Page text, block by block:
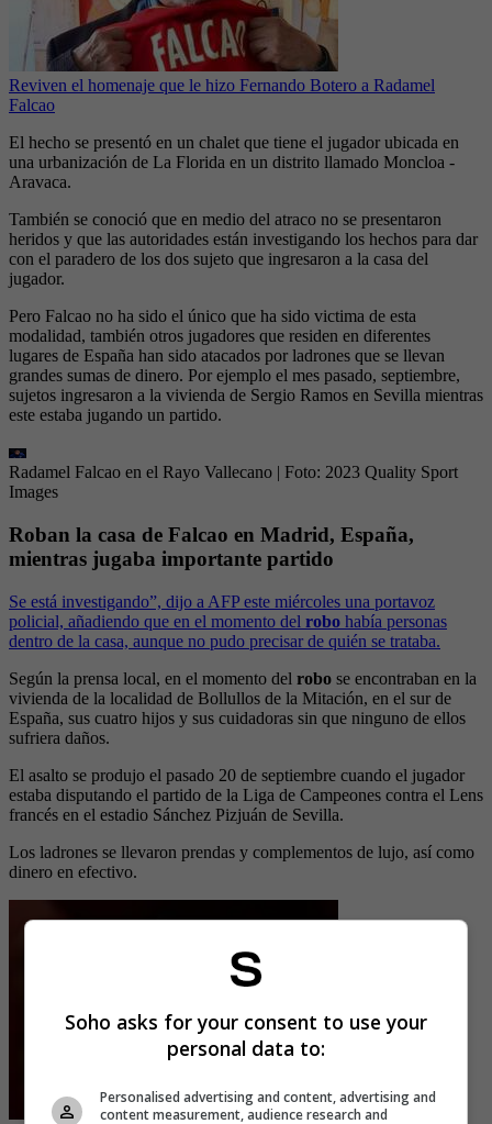
Reviven el homenaje que le hizo Fernando Botero a Radamel
Falcao
El hecho se presentó en un chalet que tiene el jugador ubicada en
una urbanización de La Florida en un distrito llamado Moncloa -
Aravaca.
También se conoció que en medio del atraco no se presentaron
heridos y que las autoridades están investigando los hechos para dar
con el paradero de los dos sujeto que ingresaron a la casa del
jugador.
Pero Falcao no ha sido el único que ha sido victima de esta
modalidad, también otros jugadores que residen en diferentes
lugares de España han sido atacados por ladrones que se llevan
grandes sumas de dinero. Por ejemplo el mes pasado, septiembre,
sujetos ingresaron a la vivienda de Sergio Ramos en Sevilla mientras
este estaba jugando un partido.
Radamel Falcao en el Rayo Vallecano | Foto: 2023 Quality Sport
Images
Roban la casa de Falcao en Madrid, España,
mientras jugaba importante partido
Se está investigando”, dijo a AFP este miércoles una portavoz
policial, añadiendo que en el momento del robo había personas
dentro de la casa, aunque no pudo precisar de quién se trataba.
Según la prensa local, en el momento del robo se encontraban en la
vivienda de la localidad de Bollullos de la Mitación, en el sur de
España, sus cuatro hijos y sus cuidadoras sin que ninguno de ellos
sufriera daños.
El asalto se produjo el pasado 20 de septiembre cuando el jugador
estaba disputando el partido de la Liga de Campeones contra el Lens
francés en el estadio Sánchez Pizjuán de Sevilla.
Los ladrones se llevaron prendas y complementos de lujo, así como
dinero en efectivo.
Soho asks for your consent to use your
personal data to:
Personalised advertising and content, advertising and
content measurement, audience research and